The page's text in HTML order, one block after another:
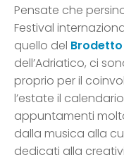
Pensate che
Festival
quello del Brodetto
dell’Adriatico, ci
proprio per il
l’estate il
appuntamenti
dalla musica alla
dedicati alla